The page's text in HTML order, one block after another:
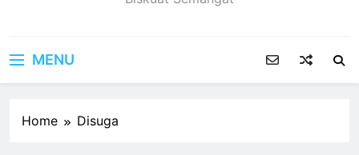
MENU
Home Disuga